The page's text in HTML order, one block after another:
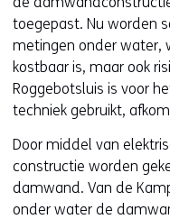
toegepast. Nu worden
metingen onder water,
kostbaar is, maar ook
Roggebotsluis is voor
techniek gebruikt,
Door middel van
constructie worden
damwand. Van de
onder water de